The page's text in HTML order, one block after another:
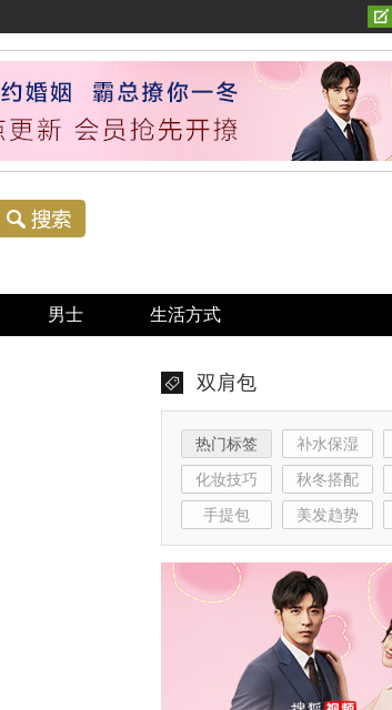
男士 生活方式
双肩包
热门标签 补水保湿
化妆技巧
秋冬搭配
手提包
美发趋势